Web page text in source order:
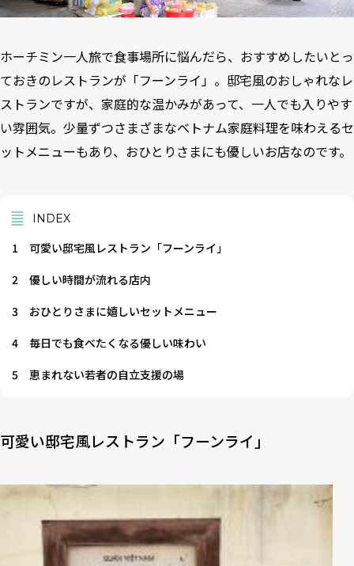
ホーチミン一人旅で食事場所に悩んだら、おすすめしたいとっ
ておきのレストランが「フーンライ」。邸宅風のおしゃれなレ
ストランですが、家庭的な温かみがあって、一人でも入りやす
い雰囲気。少量ずつさまざまなベトナム家庭料理を味わえるセ
ットメニューもあり、おひとりさまにも優しいお店なのです。
INDEX
1
可愛い邸宅風レストラン「フーンライ」
2
優しい時間が流れる店内
3
おひとりさまに嬉しいセットメニュー
4
毎日でも食べたくなる優しい味わい
5
恵まれない若者の自立支援の場
可愛い邸宅風レストラン「フーンライ」